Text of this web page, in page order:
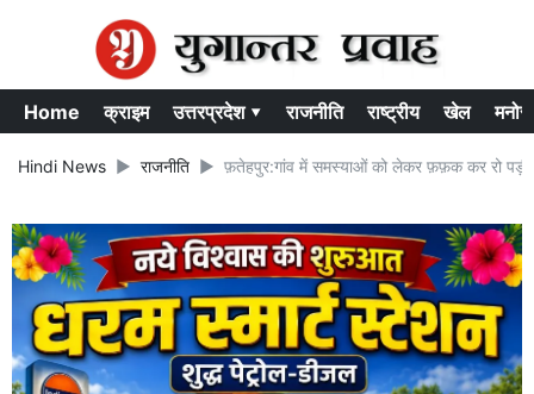
Home क्राइम उत्तरप्रदेश ▾ राजनीति राष्ट्रीय खेल
Hindi News राजनीति फ़तेहपुर:गांव में समस्याओं को लेकर फ़फ़क कर रो पड़ी